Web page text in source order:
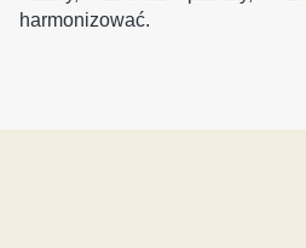
harmonizować.